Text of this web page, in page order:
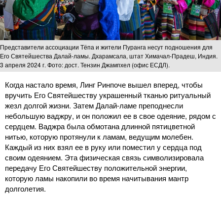
Представители ассоциации Тёпа и жители Пуранга несут подношения для
Его Святейшества Далай-ламы. Дхарамсала, штат Химачал-Прадеш, Индия.
3 апреля 2024 г. Фото: дост. Тензин Джампхел (офис ЕСДЛ).
Когда настало время, Линг Ринпоче вышел вперед, чтобы
вручить Его Святейшеству украшенный тканью ритуальный
жезл долгой жизни. Затем Далай-ламе преподнесли
небольшую ваджру, и он положил ее в свое одеяние, рядом с
сердцем. Ваджра была обмотана длинной пятицветной
нитью, которую протянули к ламам, ведущим молебен.
Каждый из них взял ее в руку или поместил у сердца под
своим одеянием. Эта физическая связь символизировала
передачу Его Святейшеству положительной энергии,
которую ламы накопили во время начитывания мантр
долголетия.